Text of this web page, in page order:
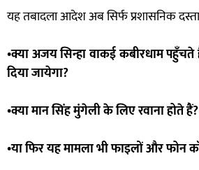
यह तबादला आदेश अब सिर्फ प्रशासनिक
•क्या अजय सिन्हा वाकई कबीरधाम
दिया जायेगा?
•क्या मान सिंह मुंगेली के लिए रवाना होते हैं?
•या फिर यह मामला भी फाइलों और फोन